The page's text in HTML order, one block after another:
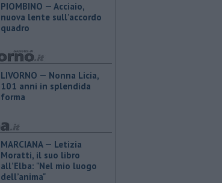
PIOMBINO — Acciaio,
nuova lente sull'accordo
quadro
LIVORNO — Nonna Licia,
101 anni in splendida
forma
MARCIANA — ​Letizia
Moratti, il suo libro
all’Elba: "Nel mio luogo
dell’anima"